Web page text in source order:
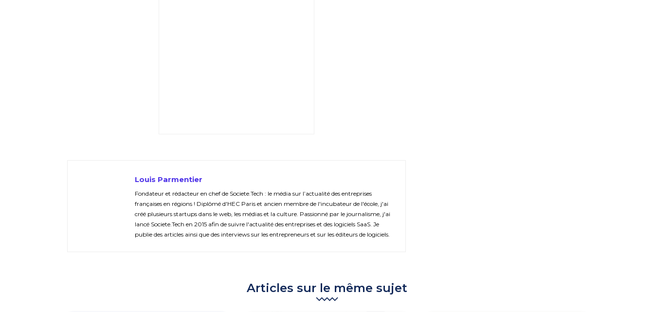
Louis Parmentier
Fondateur et rédacteur en chef de Societe.Tech : le média sur l’actualité des entreprises
françaises en régions ! Diplômé d'HEC Paris et ancien membre de l'incubateur de l'école, j'ai
créé plusieurs startups dans le web, les médias et la culture. Passionné par le journalisme, j'ai
lancé Societe.Tech en 2015 afin de suivre l'actualité des entreprises et des logiciels SaaS. Je
publie des articles ainsi que des interviews sur les entrepreneurs et sur les éditeurs de logiciels.
Articles sur le même sujet